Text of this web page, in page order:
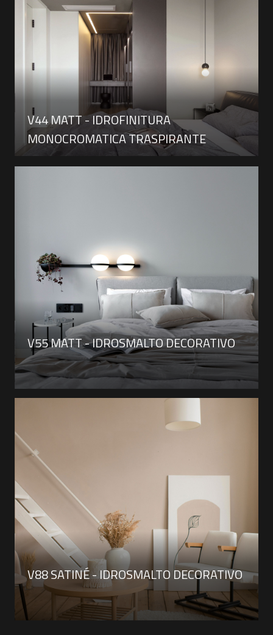
V44 MATT - IDROFINITURA
MONOCROMATICA TRASPIRANTE
V55 MATT - IDROSMALTO DECORATIVO
V88 SATINÉ - IDROSMALTO DECORATIVO